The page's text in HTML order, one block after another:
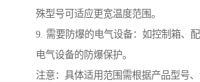
殊型号可适应更宽温度范围。
9. 需要防爆的电气设备：如控制箱、
电气设备的防爆保护。
注意：具体适用范围需根据产品型号